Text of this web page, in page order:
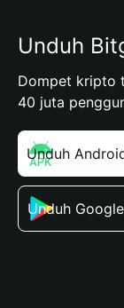
Unduh
Dompet kripto
40 juta
Unduh
Unduh